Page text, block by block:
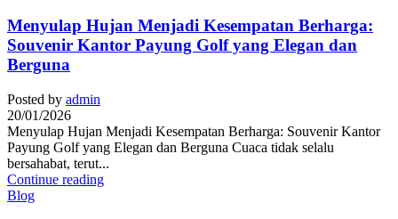
Menyulap Hujan Menjadi Kesempatan Berharga:
Souvenir Kantor Payung Golf yang Elegan dan
Berguna
Posted by admin
20/01/2026
Menyulap Hujan Menjadi Kesempatan Berharga: Souvenir Kantor
Payung Golf yang Elegan dan Berguna Cuaca tidak selalu
bersahabat, terut...
Continue reading
Blog